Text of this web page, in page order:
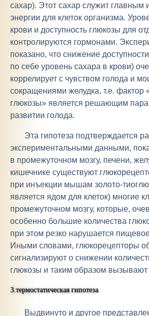
сахар). Этот сахар служит главным
энергии для клеток организма.
крови и доступность глюкозы для
контролируются гормонами.
показано, что снижение
по себе уровень сахара в крови)
коррелирует с чувством голода и
сокращениями желудка, т.е. фактор
глюкозы» является решающим
развитии голода.
Эта гипотеза подтверждается
экспериментальными данными,
в промежуточном мозгу, печени,
кишечнике существуют
при инъекции мышам золото-
является ядом для клеток) многие
промежуточном мозгу, которые,
особенно большие количества
при этом резко нарушается
Иными словами, глюкорецепторы
сигнализируют о снижении
глюкозы и таким образом вызывают
3.термостатическая гипотеза
Выдвинуто и другое